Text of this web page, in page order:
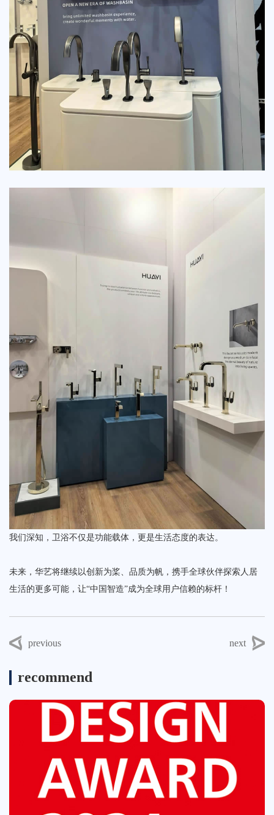
我们深知，卫浴不仅是功能载体，更是生活态度的表达。
未来，华艺将继续以创新为桨、品质为帆，携手全球伙伴探索人居
生活的更多可能，让“中国智造”成为全球用户信赖的标杆！
previous next
recommend